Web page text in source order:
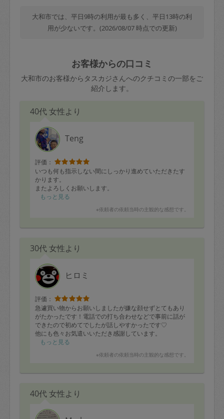
大和市では、平日9時の利用が最も多く、平日13時の利
用が少ないです。(2026/08/07 時点での更新)
お客様からの口コミ
大和市のお客様からタスカジさんへのクチコミの一部をご
紹介します。
40代 女性より
Teng
評価：
いつも何も指示しない間にしっかり進めていただきたす
かります。
またよろしくお願いします。
もっと見る
※依頼者の依頼当時の主観的な感想です。
30代 女性より
ヒロミ
評価：
急遽買い物からお願いしましたが嫌な顔せずとてもあり
がたかったです！電話での打ち合わせなどで事前に話が
できたので初めてでしたが話しやすかったです♡
他にも色々お気遣いいただき感謝しています。
普段作らない味付けでとても美味しかったです(^ ^)
もっと見る
※依頼者の依頼当時の主観的な感想です。
40代 女性より